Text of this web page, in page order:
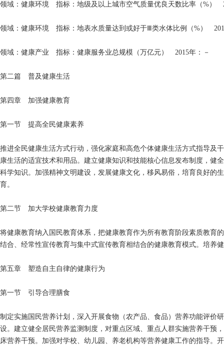
领域：健康环境 指标：地级及以上城市空气质量优良天数比率（%）
领域：健康环境 指标：地表水质量达到或好于Ⅲ类水体比例（%）
领域：健康产业 指标：健康服务业总规模（万亿元） 2015年：－
第二篇 普及健康生活
第四章 加强健康教育
第一节 提高全民健康素养
推进全民健康生活方式行动，强化家庭和高危个体健康生活方式指导及
康生活的适宜技术和用品。建立健康知识和技能核心信息发布制度，健
科学知识。加强精神文明建设，发展健康文化，移风易俗，培育良好的
育。
第二节 加大学校健康教育力度
将健康教育纳入国民教育体系，把健康教育作为所有教育阶段素质教育
结合、经常性宣传教育与集中式宣传教育相结合的健康教育模式。培养
第五章 塑造自主自律的健康行为
第一节 引导合理膳食
制定实施国民营养计划，深入开展食物（农产品、食品）营养功能评价
设。建立健全居民营养监测制度，对重点区域、重点人群实施营养干预
床营养干预。加强对学校、幼儿园、养老机构等营养健康工作的指导。